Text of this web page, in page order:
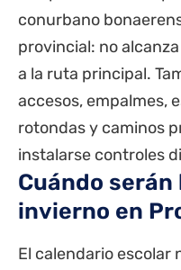
conurbano
provincial: no
a la ruta principal.
accesos, empalmes,
rotondas y caminos
instalarse controles
Cuándo
invierno en
El calendario escolar